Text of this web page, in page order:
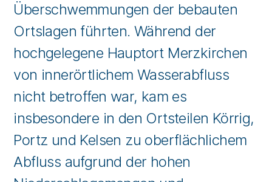
Überschwemmungen der bebauten
Ortslagen führten. Während der
hochgelegene Hauptort Merzkirchen
von innerörtlichem Wasserabfluss
nicht betroffen war, kam es
insbesondere in den Ortsteilen Körrig,
Portz und Kelsen zu oberflächlichem
Abfluss aufgrund der hohen